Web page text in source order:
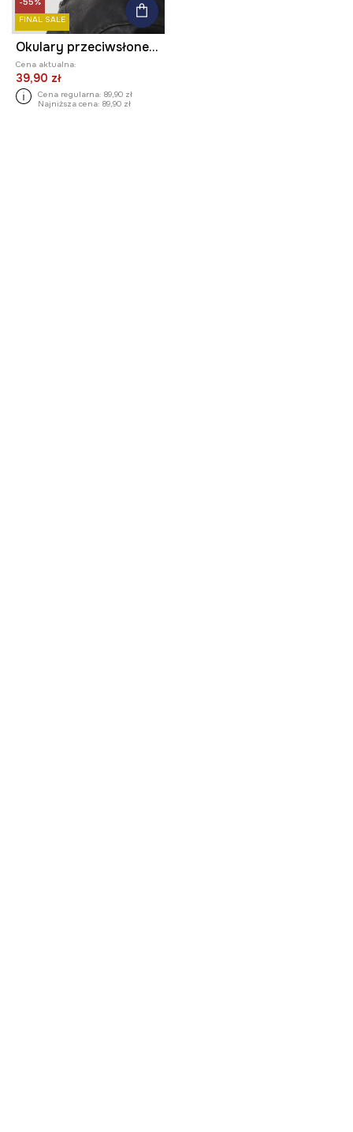
FINAL SALE
Okulary przeciwsłoneczne pilotki męskie
Cena aktualna:
39,90 zł
Cena regularna: 89,90 zł
Najniższa cena: 89,90 zł